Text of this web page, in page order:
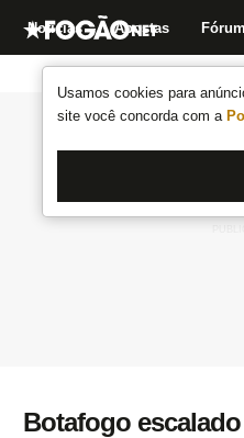
Usamos cookies para
site você concorda com a
Notícias Apostas Fórum
Botafogo